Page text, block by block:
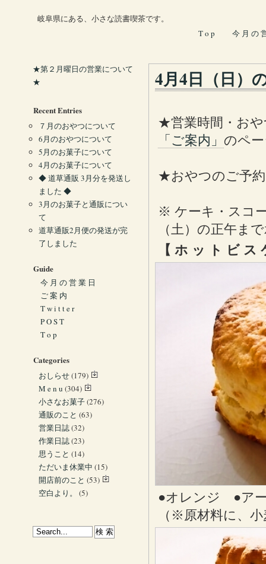
岐阜県にある、小さな読書喫茶です。
T o p
今 月 の
4月4日（日）
★営業時間・お
「ご案内」 のペ
★おやつのご予
※ ケーキ・スコ
（土）の正午ま
【 ホ ッ ト ビ ス
●オレンジ ●ア
（※原材料に、
★第２月曜日の営業について
★
Recent Entries
７月のおやつについて
6月のおやつについて
5月のお菓子について
4月のお菓子について
◆ 道草通販 3月分を発送し
ました ◆
3月のお菓子と通販につい
て
道草通販2月便の発送が完
了しました
Guide
今 月 の 営 業 日
ご 案 内
T w i t t e r
P O S T
T o p
Categories
おしらせ(179)
M e n u (304)
小さなお菓子(276)
通販のこと (63)
営業日誌(32)
作業日誌(23)
思うこと (14)
ただいま休業中 (15)
開店前のこと (53)
空白より。
(5)